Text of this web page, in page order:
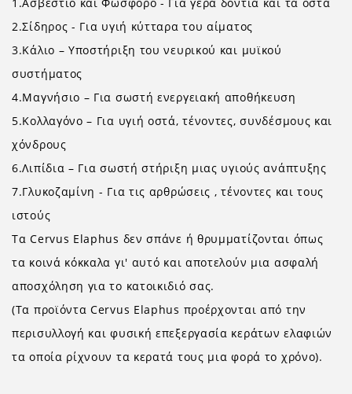
2.Σίδηρος - Για υγιή κύτταρα του αίματος
3.Κάλιο – Υποστήριξη του νευρικού και μυϊκού
συστήματος
4.Μαγνήσιο – Για σωστή ενεργειακή αποθήκευση
5.Κολλαγόνο – Για υγιή οστά, τένοντες, συνδέσμους και
χόνδρους
6.Λιπίδια – Για σωστή στήριξη μιας υγιούς ανάπτυξης
7.Γλυκοζαμίνη - Για τις αρθρώσεις , τένοντες και τους
ιστούς
Τα Cervus Elaphus δεν σπάνε ή θρυμματίζονται όπως
τα κοινά κόκκαλα γι' αυτό και αποτελούν μια ασφαλή
αποσχόληση για το κατοικιδιό σας.
(Τα προϊόντα Cervus Elaphus προέρχονται από την
περισυλλογή και φυσική επεξεργασία κεράτων ελαφιών
τα οποία ρίχνουν τα κερατά τους μια φορά το χρόνο).